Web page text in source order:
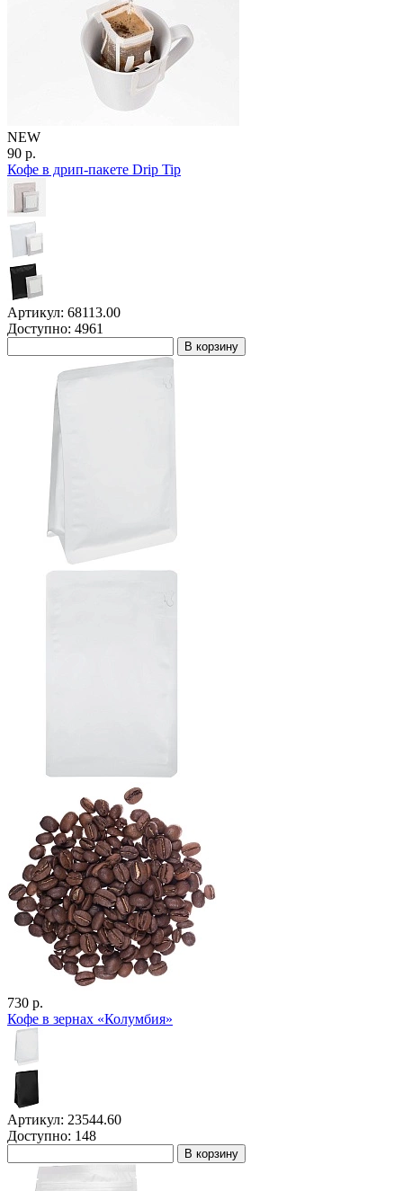
NEW
90 р.
Кофе в дрип-пакете Drip Tip
Артикул: 68113.00
Доступно: 4961
В корзину
730 р.
Кофе в зернах «Колумбия»
Артикул: 23544.60
Доступно: 148
В корзину